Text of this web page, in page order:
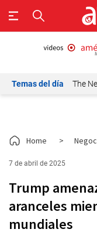
Temas del día The
Home >
7 de abril de 2025
Trump
aranceles
mundiales